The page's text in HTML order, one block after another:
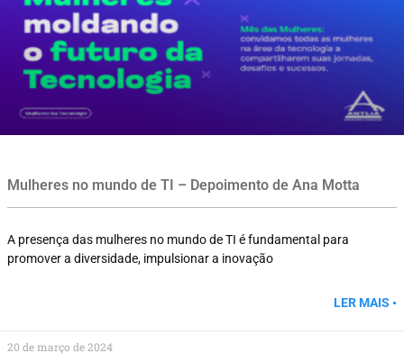
Mulheres no mundo de TI – Depoimento de Ana Motta
A presença das mulheres no mundo de TI é fundamental para
promover a diversidade, impulsionar a inovação
LER MAIS •
20 de março de 2024